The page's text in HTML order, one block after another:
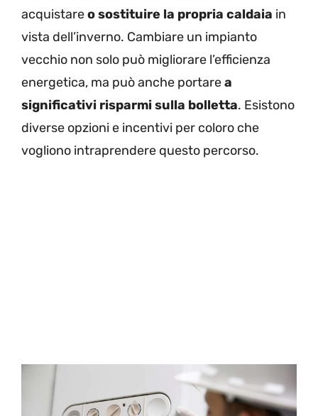
acquistareo sostituire la propria caldaia in
vista dell’inverno. Cambiare un impianto
vecchio non solo può migliorare l’efficienza
energetica, ma può anche portarea
significativi risparmi sulla bolletta. Esistono
diverse opzioni e incentivi per coloro che
vogliono intraprendere questo percorso.